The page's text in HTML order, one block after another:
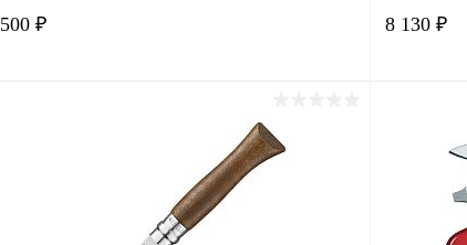
500 ₽
Сравнение
8 130 ₽
Купить
В